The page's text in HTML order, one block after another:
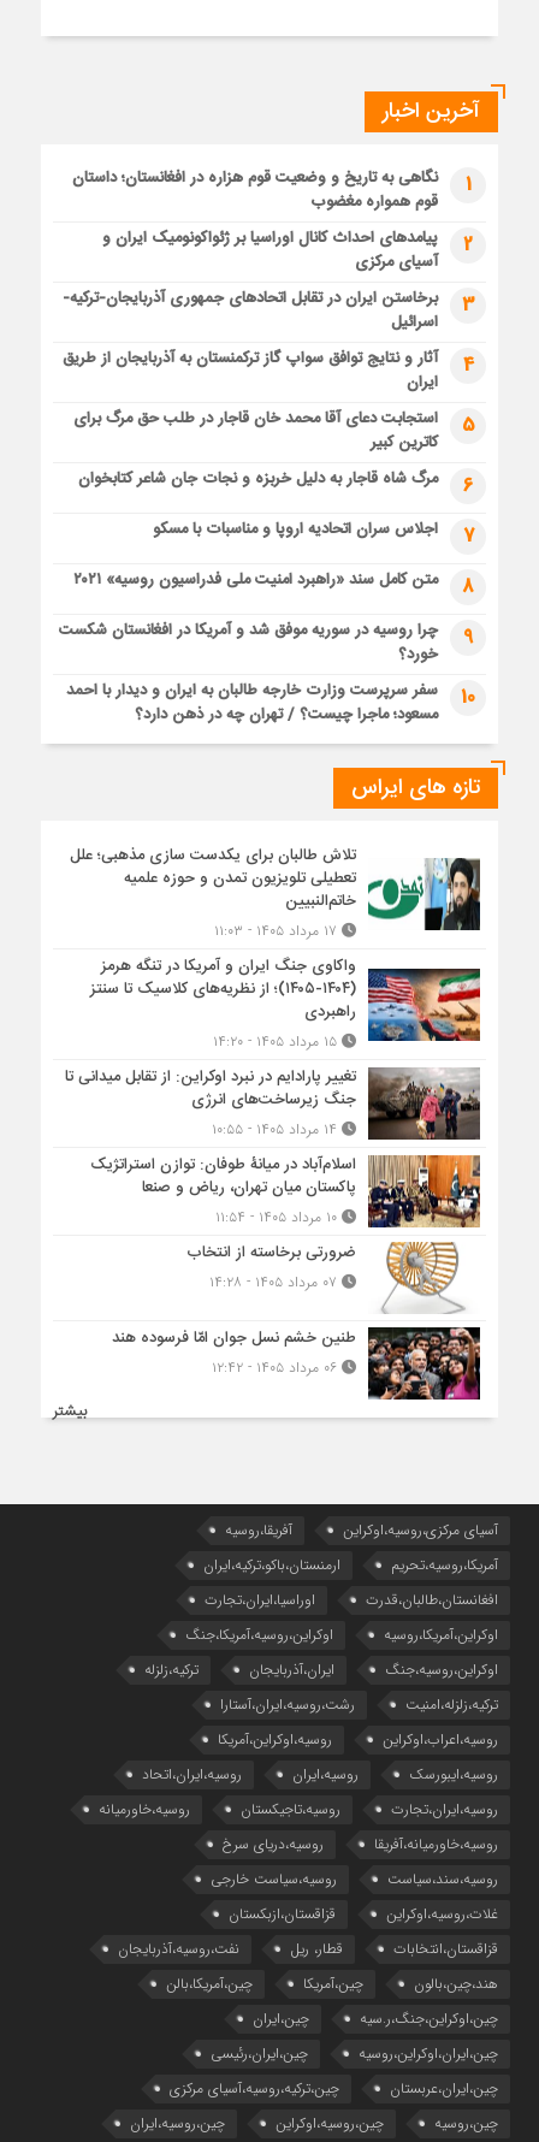
آخرین اخبار
1
نگاهی به تاریخ و وضعیت قوم هزاره در افغانستان؛ داستان
قوم همواره مغضوب
2
پیامدهای احداث کانال اوراسیا بر ژئواکونومیک ایران و
آسیای مرکزی
3
برخاستن ایران در تقابل اتحادهای جمهوری آذربایجان-ترکیه-
اسرائیل
4
آثار و نتایج توافق سواپ گاز ترکمنستان به آذربایجان از طریق
ایران
5
استجابت دعای آقا محمد خان قاجار در طلب حق مرگ برای
کاترین کبیر
6 مرگ شاه قاجار به دلیل خربزه و نجات جان شاعر کتابخوان
7 اجلاس سران اتحادیه اروپا و مناسبات با مسکو
8 متن کامل سند «راهبرد امنیت ملی فدراسیون روسیه» ۲۰۲۱
9
چرا روسیه در سوریه موفق شد و آمریکا در افغانستان شکست
خورد؟
10
سفر سرپرست وزارت خارجه طالبان به ایران و دیدار با احمد
مسعود؛ ماجرا چیست؟ / تهران چه در ذهن دارد؟
تازه های ایراس
تلاش طالبان برای یکدست سازی مذهبی؛ علل
تعطیلی تلویزیون تمدن و حوزه علمیه
خاتم‌النبیین
واکاوی جنگ ایران و آمریکا در تنگه هرمز
(۱۴۰۴-۱۴۰۵)؛ از نظریه‌های کلاسیک تا سنتز
راهبردی
۱۵ مرداد ۱۴۰۵ - ۱۴:۲۰
تغییر پارادایم در نبرد اوکراین: از تقابل میدانی تا
جنگ زیرساخت‌های انرژی
اسلام‌آباد در میانۀ طوفان: توازن استراتژیک
پاکستان میان تهران، ریاض و صنعا
۱۰ مرداد ۱۴۰۵ - ۱۱:۵۴
ضرورتی برخاسته از انتخاب
طنین خشم نسل جوان امّا فرسوده هند
۰۶ مرداد ۱۴۰۵ - ۱۲:۴۲
بیشتر
آسیای مرکزی،روسیه،اوکراین
آفریقا،روسیه
آمریکا،روسیه،تحریم
ارمنستان،باکو،ترکیه،ایران
افغانستان،طالبان،قدرت
اوراسیا،ایران،تجارت
اوکراین،آمریکا،روسیه
اوکراین،روسیه،آمریکا،جنگ
اوکراین،روسیه،جنگ
ایران،آذربایجان
ترکیه،زلزله
ترکیه،زلزله،امنیت
رشت،روسیه،ایران،آستارا
روسیه،اعراب،اوکراین
روسیه،اوکراین،آمریکا
روسیه،ایبورسک
روسیه،ایران
روسیه،ایران،اتحاد
روسیه،ایران،تجارت
روسیه،تاجیکستان
روسیه،خاورمیانه
روسیه،خاورمیانه،آفریقا
روسیه،دریای سرخ
روسیه،سند،سیاست
روسیه،سیاست خارجی
غلات،روسیه،اوکراین
قزاقستان،ازبکستان
قزاقستان،انتخابات
قطار، ریل
نفت،روسیه،آذربایجان
هند،چین،بالون
چین،آمریکا
چین،آمریکا،بالن
چین،اوکراین،جنگ،ر.سیه
چین،ایران
چین،ایران،اوکراین،روسیه
چین،ایران،رئیسی
چین،ایران،عربستان
چین،ترکیه،روسیه،آسیای مرکزی
چین،روسیه
چین،روسیه،اوکراین چین،روسیه،ایران